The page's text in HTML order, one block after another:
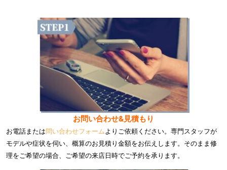
お問い合わせ&見積もり
お電話または問い合わせフォームよりご依頼ください。専門スタッフが
モデルや症状を伺い、概算のお見積り金額をお伝えします。そのまま修
理をご希望の場合、ご希望の来店日時でご予約を承ります。